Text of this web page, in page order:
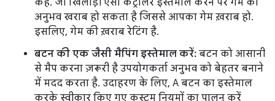
कहें. जो खिलाड़ी ऐसा कंट्रोलर इस्तेमाल करने पर गेम का
अनुभव खराब हो सकता है जिससे आपका गेम ख़राब हो.
इसलिए, गेम की ख़राब रेटिंग है.
बटन की एक जैसी मैपिंग इस्तेमाल करें: बटन को आसानी
से मैप करना ज़रूरी है उपयोगकर्ता अनुभव को बेहतर बनाने
में मदद करता है. उदाहरण के लिए, A बटन का इस्तेमाल
करके स्वीकार किए गए कस्टम नियमों का पालन करें